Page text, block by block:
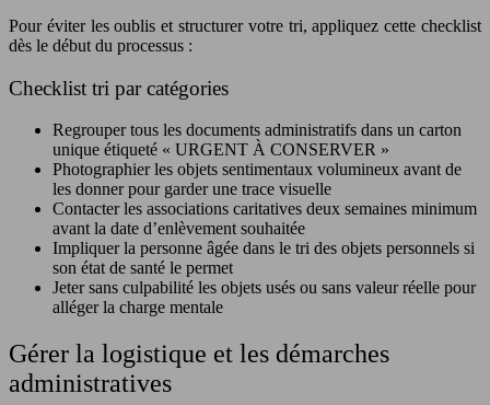
Pour éviter les oublis et structurer votre tri, appliquez cette checklist
dès le début du processus :
Checklist tri par catégories
Regrouper tous les documents administratifs dans un carton
unique étiqueté « URGENT À CONSERVER »
Photographier les objets sentimentaux volumineux avant de
les donner pour garder une trace visuelle
Contacter les associations caritatives deux semaines minimum
avant la date d’enlèvement souhaitée
Impliquer la personne âgée dans le tri des objets personnels si
son état de santé le permet
Jeter sans culpabilité les objets usés ou sans valeur réelle pour
alléger la charge mentale
Gérer la logistique et les démarches
administratives